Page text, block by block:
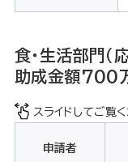
食・生活部門（
助成金額700
スライドしてご覧
申請者